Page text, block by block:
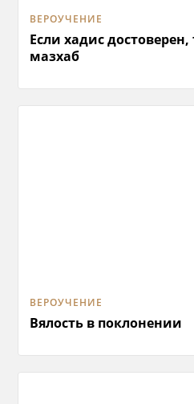
ВЕРОУЧЕНИЕ
Если хадис
мазхаб
ВЕРОУЧЕНИЕ
Вялость в поклонении